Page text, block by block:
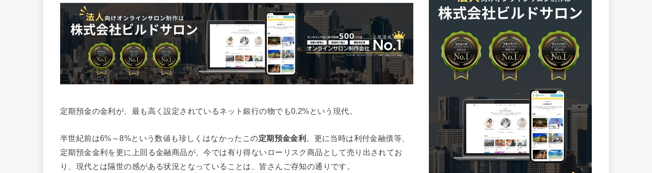
定期預金の金利が、最も高く設定されているネット銀行の物でも0.2%という現代。
半世紀前は6%～8%という数値も珍しくはなかったこの定期預金金利 。更に当時は利付金融債等、
定期預金金利を更に上回る金融商品が、今では有り得ないローリスク商品として売り出されてお
り、現代とは隔世の感がある状況となっていることは、皆さんご存知の通りです。